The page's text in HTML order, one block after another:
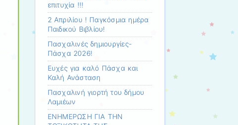
επιτυχία !!!
2 Απριλίου ! Παγκόσμια ημέρα
Παιδικού Βιβλίου!
Πασχαλινές δημιουργίες-
Πάσχα 2026!
Ευχές για καλό Πάσχα και
Καλή Ανάσταση
Πασχαλινή γιορτή του δήμου
Λαμιέων
ΕΝΗΜΕΡΩΣΗ ΓΙΑ ΤΗΝ